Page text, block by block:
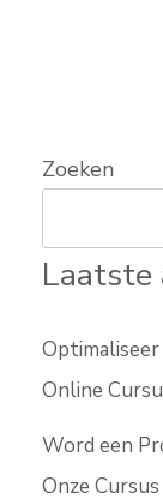
Zoeken
Online
Word een
Onze Cursus